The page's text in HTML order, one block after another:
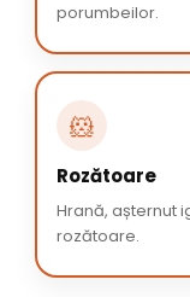
porumbeilor.
🐹
Rozătoare
Hrană, așternut
rozătoare.